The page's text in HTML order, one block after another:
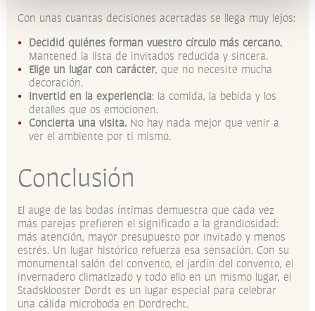
Con unas cuantas decisiones acertadas se llega muy lejos:
Decidid quiénes forman vuestro círculo más cercano.
Mantened la lista de invitados reducida y sincera.
Elige un lugar con carácter, que no necesite mucha
decoración.
Invertid en la experiencia: la comida, la bebida y los
detalles que os emocionen.
Concierta una visita. No hay nada mejor que venir a
ver el ambiente por ti mismo.
Conclusión
El auge de las bodas íntimas demuestra que cada vez
más parejas prefieren el significado a la grandiosidad:
más atención, mayor presupuesto por invitado y menos
estrés. Un lugar histórico refuerza esa sensación. Con su
monumental salón del convento, el jardín del convento, el
invernadero climatizado y todo ello en un mismo lugar, el
Stadsklooster Dordt es un lugar especial para celebrar
una cálida microboda en Dordrecht.